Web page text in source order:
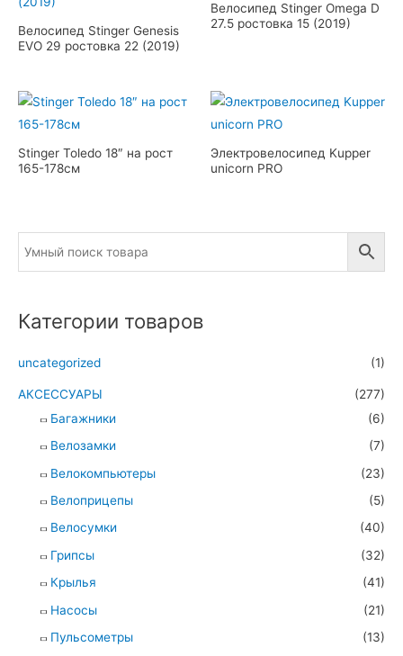
Велосипед Stinger Genesis
EVO 29 ростовка 22 (2019)
Велосипед Stinger Omega D
27.5 ростовка 15 (2019)
Stinger Toledo 18″ на рост
165-178см
Электровелосипед Kupper
unicorn PRO
Категории товаров
uncategorized (1)
АКСЕССУАРЫ
(277)
Багажники
(6)
Велозамки
(7)
Велокомпьютеры
(23)
Велоприцепы
(5)
Велосумки
(40)
Грипсы
(32)
Крылья
(41)
Насосы
(21)
Пульсометры
(13)